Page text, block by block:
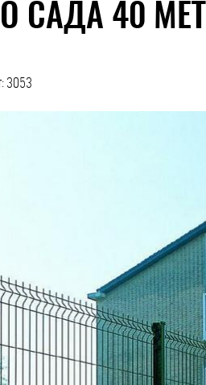
САДА 40
3053